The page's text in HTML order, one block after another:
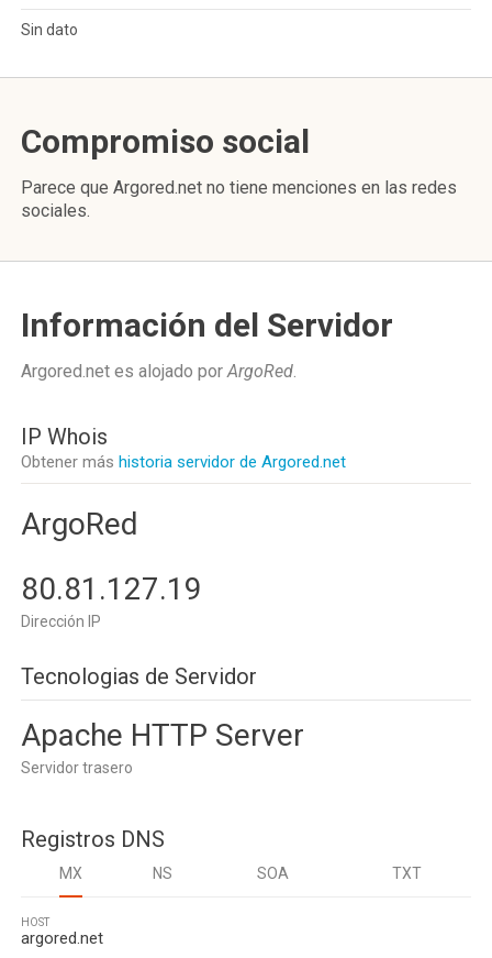
Sin dato
Compromiso social
Parece que Argored.net no tiene menciones en las redes
sociales.
Información del Servidor
Argored.net es alojado porArgoRed.
IP Whois
Obtener más historia servidor de Argored.net
ArgoRed
80.81.127.19
Dirección IP
Tecnologias de Servidor
Apache HTTP Server
Servidor trasero
Registros DNS
MX NS SOA TXT
HOST
argored.net